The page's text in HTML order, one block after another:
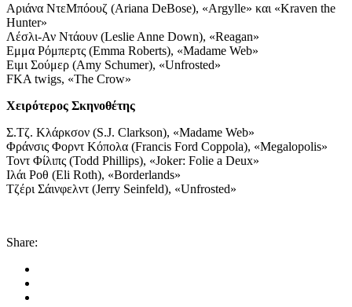
Αριάνα ΝτεΜπόουζ (Ariana DeBose), «Argylle» και «Kraven the
Hunter»
Λέσλι-Αν Ντάουν (Leslie Anne Down), «Reagan»
Εμμα Ρόμπερτς (Emma Roberts), «Madame Web»
Ειμι Σούμερ (Amy Schumer), «Unfrosted»
FKA twigs, «The Crow»
Χειρότερος Σκηνοθέτης
Σ.Τζ. Κλάρκσον (S.J. Clarkson), «Madame Web»
Φράνσις Φορντ Κόπολα (Francis Ford Coppola), «Megalopolis»
Τοντ Φίλιπς (Todd Phillips), «Joker: Folie a Deux»
Ιλάι Ροθ (Eli Roth), «Borderlands»
Τζέρι Σάινφελντ (Jerry Seinfeld), «Unfrosted»
Share: